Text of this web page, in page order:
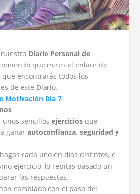
Diario Personal de
que mires el enlace de
encontrarás todos los
de este Diario.
Motivación Día 7
unos sencillos ejerciciosque
ganar autoconfianza, seguridad y
cada uno en días distintos, e
ejercicio, lo repitas pasado un
las respuestas.
cambiado con el paso del